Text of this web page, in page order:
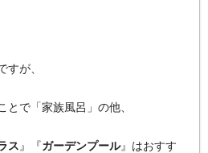
すが、
で「家族風呂」の他、
ス 』『ガーデンプール』はおすす